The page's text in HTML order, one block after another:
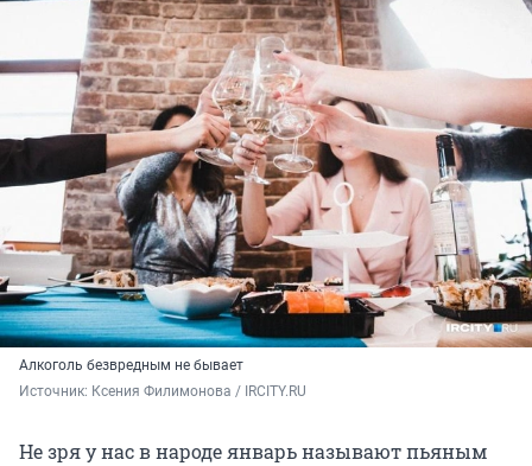
Алкоголь безвредным не бывает
Источник: Ксения Филимонова / IRCITY.RU
Не зря у нас в народе январь называют пьяным